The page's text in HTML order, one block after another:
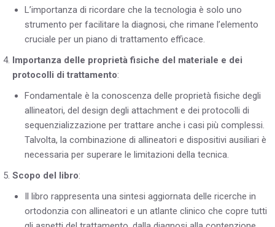
L’importanza di ricordare che la tecnologia è solo uno
strumento per facilitare la diagnosi, che rimane l’elemento
cruciale per un piano di trattamento efficace.
Importanza delle proprietà fisiche del materiale e dei
protocolli di trattamento:
Fondamentale è la conoscenza delle proprietà fisiche degli
allineatori, del design degli attachment e dei protocolli di
sequenzializzazione per trattare anche i casi più complessi.
Talvolta, la combinazione di allineatori e dispositivi ausiliari è
necessaria per superare le limitazioni della tecnica.
Scopo del libro:
Il libro rappresenta una sintesi aggiornata delle ricerche in
ortodonzia con allineatori e un atlante clinico che copre tutti